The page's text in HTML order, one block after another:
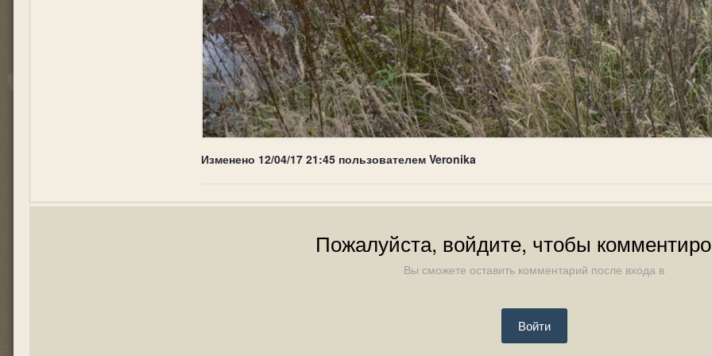
Изменено 12/04/17 21:45 пользователем Veronika
Пожалуйста, войдите, чтобы
Вы сможете оставить комментарий после входа в
Войти